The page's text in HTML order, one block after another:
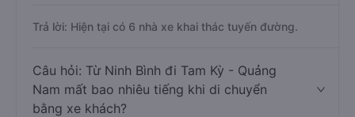
Trả lời: Hiện tại có 6 nhà xe khai thác tuyến đường.
Câu hỏi: Từ Ninh Bình đi Tam Kỳ - Quảng
Nam mất bao nhiêu tiếng khi di chuyển
bằng xe khách?